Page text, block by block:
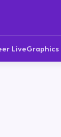
LiveGraphics